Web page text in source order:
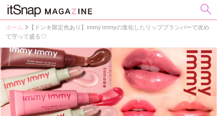
ホーム
【ドンキ限定色あり】immy immyの進化したリッププランパーで攻め
て守って盛る♡